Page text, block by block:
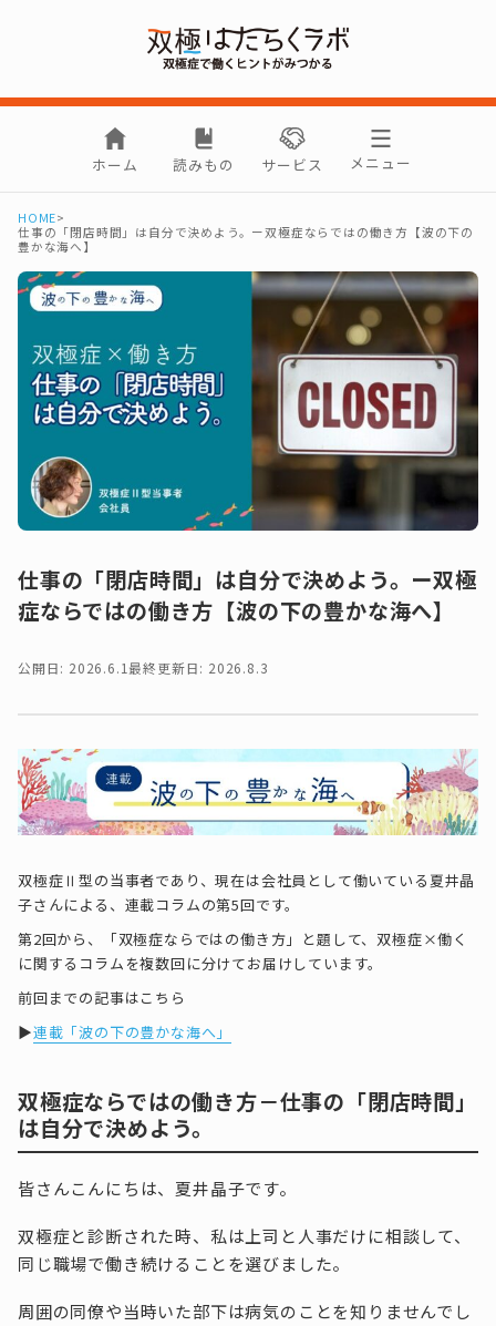
ホーム 読みもの サービス メニュー
HOME>
仕事の「閉店時間」は自分で決めよう。ー双極症ならではの働き方【波の下の
豊かな海へ】
仕事の「閉店時間」は自分で決めよう。ー双極
症ならではの働き方【波の下の豊かな海へ】
公開日: 2026.6.1 最終更新日: 2026.8.3
双極症Ⅱ型の当事者であり、現在は会社員として働いている夏井晶
子さんによる、連載コラムの第5回です。
第2回から、「双極症ならではの働き方」と題して、双極症×働く
に関するコラムを複数回に分けてお届けしています。
前回までの記事はこちら
▶連載「波の下の豊かな海へ」
双極症ならではの働き方－仕事の「閉店時間」
は自分で決めよう。
皆さんこんにちは、夏井晶子です。
双極症と診断された時、私は上司と人事だけに相談して、
同じ職場で働き続けることを選びました。
周囲の同僚や当時いた部下は病気のことを知りませんでし